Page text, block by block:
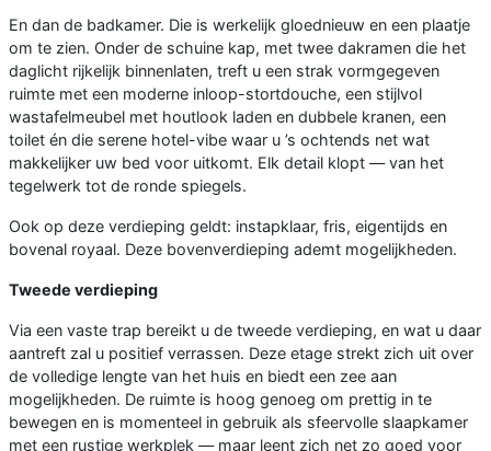
En dan de badkamer. Die is werkelijk gloednieuw en een plaatje
om te zien. Onder de schuine kap, met twee dakramen die het
daglicht rijkelijk binnenlaten, treft u een strak vormgegeven
ruimte met een moderne inloop-stortdouche, een stijlvol
wastafelmeubel met houtlook laden en dubbele kranen, een
toilet én die serene hotel-vibe waar u ’s ochtends net wat
makkelijker uw bed voor uitkomt. Elk detail klopt — van het
tegelwerk tot de ronde spiegels.
Ook op deze verdieping geldt: instapklaar, fris, eigentijds en
bovenal royaal. Deze bovenverdieping ademt mogelijkheden.
Tweede verdieping
Via een vaste trap bereikt u de tweede verdieping, en wat u daar
aantreft zal u positief verrassen. Deze etage strekt zich uit over
de volledige lengte van het huis en biedt een zee aan
mogelijkheden. De ruimte is hoog genoeg om prettig in te
bewegen en is momenteel in gebruik als sfeervolle slaapkamer
met een rustige werkplek — maar leent zich net zo goed voor